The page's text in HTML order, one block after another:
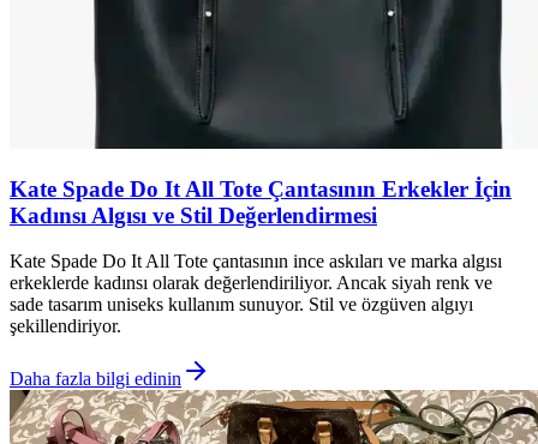
Kate Spade Do It All Tote Çantasının Erkekler İçin
Kadınsı Algısı ve Stil Değerlendirmesi
Kate Spade Do It All Tote çantasının ince askıları ve marka algısı
erkeklerde kadınsı olarak değerlendiriliyor. Ancak siyah renk ve
sade tasarım uniseks kullanım sunuyor. Stil ve özgüven algıyı
şekillendiriyor.
Daha fazla bilgi edinin